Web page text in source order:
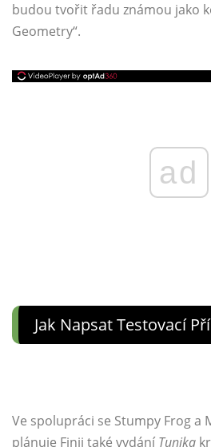
budou tvořit řadu známou jako
Geometry“.
ad
Jak Napsat Testovací
Ve spolupráci se Stumpy Frog a
plánuje Finji také vydáníTunika